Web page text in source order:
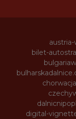
bilet-
digital-